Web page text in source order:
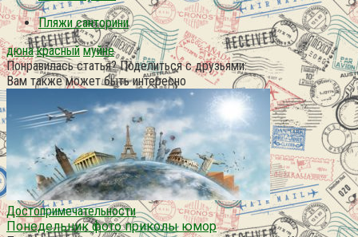
Пляжи санторини
дюна красный муйне
Понравилась статья? Поделиться с друзьями:
Вам также может быть интересно
Достопримечательности
Понедельник фото приколы юмор